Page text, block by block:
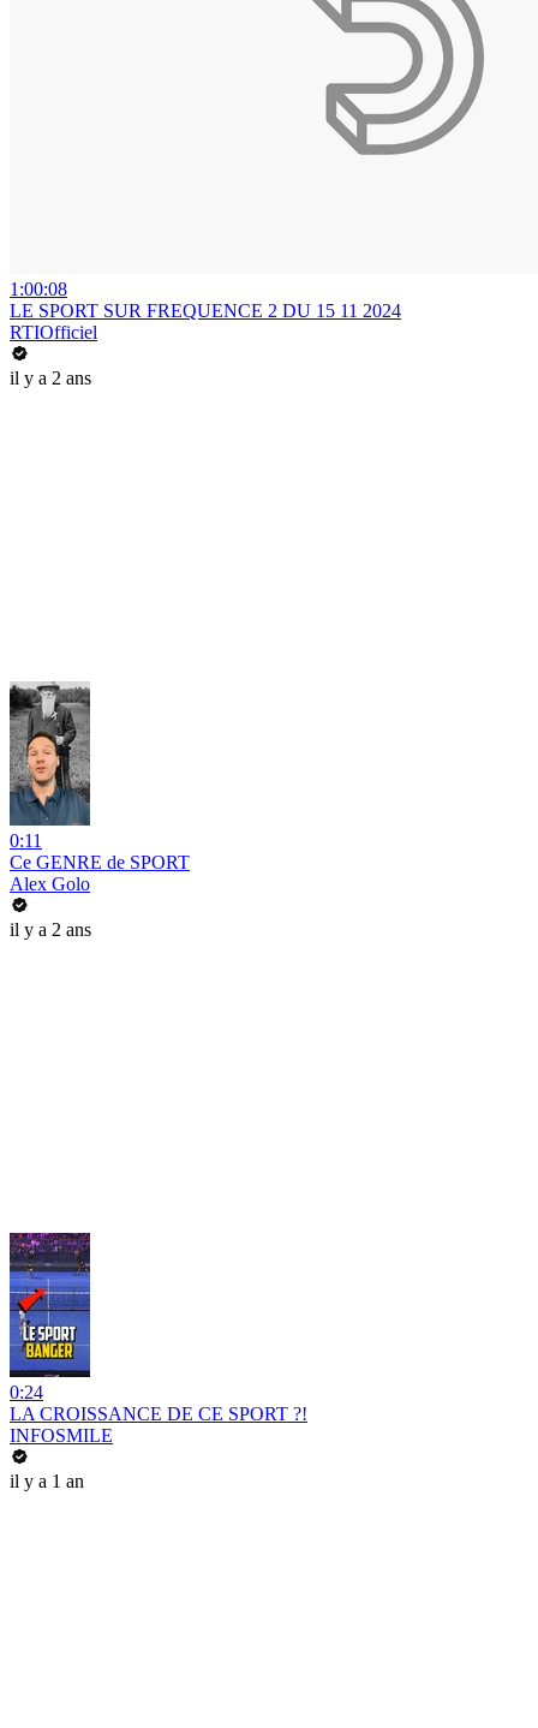
1:00:08
LE SPORT SUR FREQUENCE 2 DU 15 11 2024
RTIOfficiel
il y a 2 ans
0:11
Ce GENRE de SPORT
Alex Golo
il y a 2 ans
0:24
LA CROISSANCE DE CE SPORT ?!
INFOSMILE
il y a 1 an